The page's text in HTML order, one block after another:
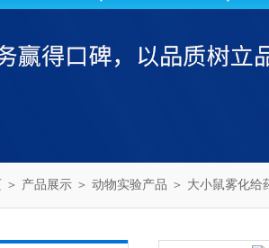
＞ 产品展示 ＞ 动物实验产品 ＞ 大小鼠雾化给